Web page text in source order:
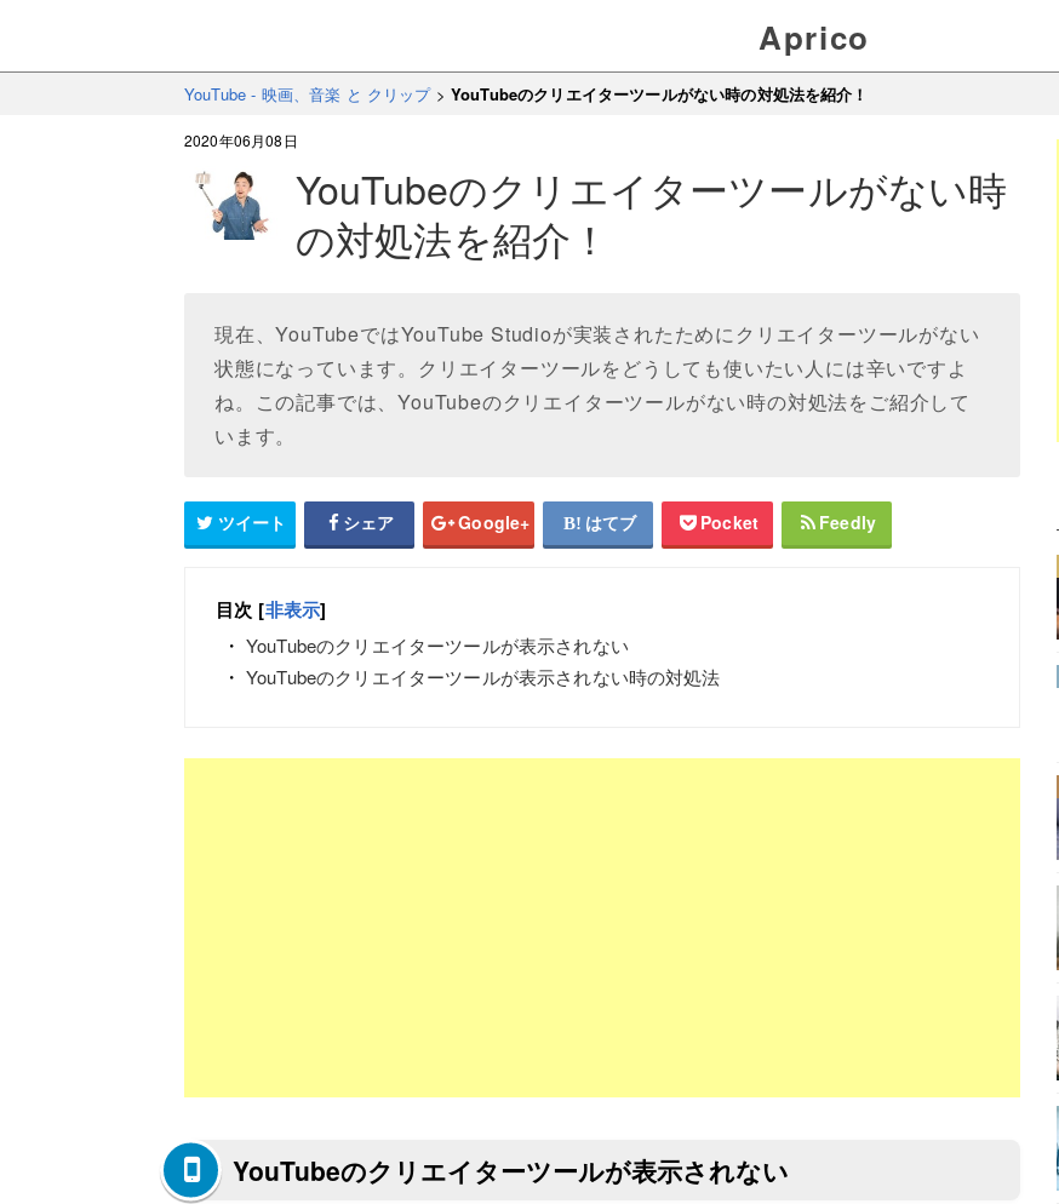
Aprico
YouTube - 映画、音楽 と クリップ>YouTubeのクリエイターツールがない時の対処法を紹介！
2020年06月08日
YouTubeのクリエイターツールがない時
の対処法を紹介！
現在、YouTubeではYouTube Studioが実装されたためにクリエイターツールがない
状態になっています。クリエイターツールをどうしても使いたい人には辛いですよ
ね。この記事では、YouTubeのクリエイターツールがない時の対処法をご紹介して
います。
ツイート シェア Google+ はてブ Pocket Feedly
目次 [非表示]
YouTubeのクリエイターツールが表示されない
YouTubeのクリエイターツールが表示されない時の対処法
YouTubeのクリエイターツールが表示されない